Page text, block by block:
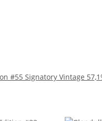
#55 Signatory Vintage